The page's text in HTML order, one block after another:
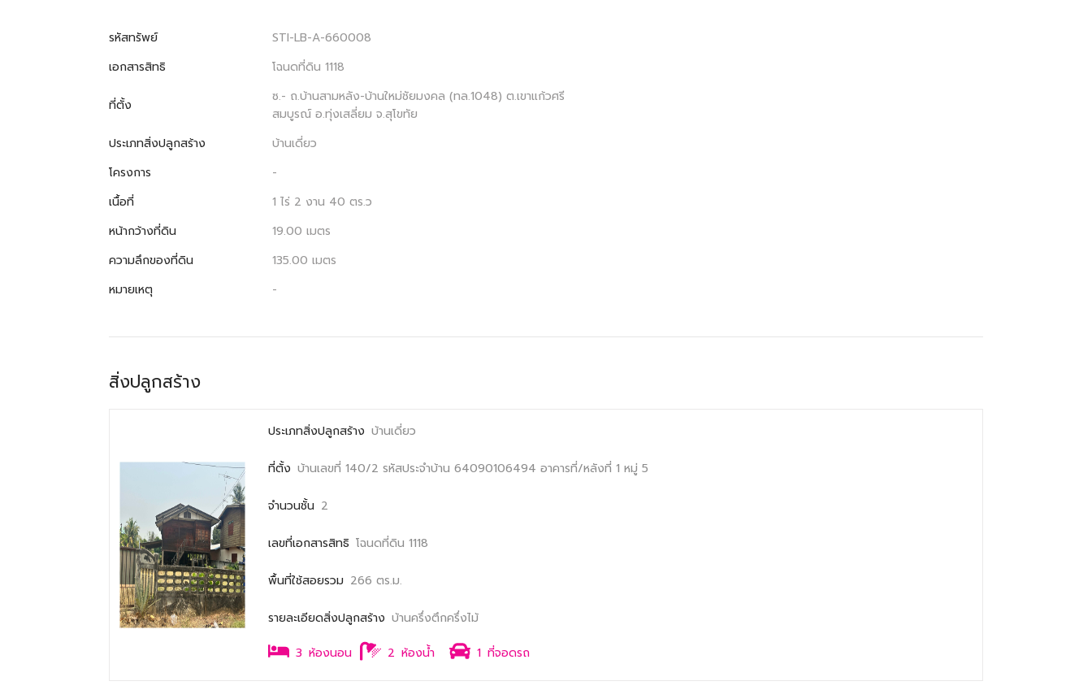
รหัสทรัพย์
STI-LB-A-660008
เอกสารสิทธิ
โฉนดที่ดิน 1118
ที่ตั้ง
ซ.- ถ.บ้านสามหลัง-บ้านใหม่ชัยมงคล (ทล.1048) ต.เขาแก้วศรี
สมบูรณ์ อ.ทุ่งเสลี่ยม จ.สุโขทัย
ประเภทสิ่งปลูกสร้าง
บ้านเดี่ยว
โครงการ
-
เนื้อที่
1 ไร่ 2 งาน 40 ตร.ว
หน้ากว้างที่ดิน
19.00 เมตร
ความลึกของที่ดิน
135.00 เมตร
หมายเหตุ
-
สิ่งปลูกสร้าง
ประเภทสิ่งปลูกสร้าง บ้านเดี่ยว
ที่ตั้ง บ้านเลขที่ 140/2รหัสประจำบ้าน 64090106494อาคารที่/หลังที่ 1หมู่ 5
จำนวนชั้น 2
เลขที่เอกสารสิทธิ โฉนดที่ดิน 1118
พื้นที่ใช้สอยรวม 266 ตร.ม.
รายละเอียดสิ่งปลูกสร้าง บ้านครึ่งตึกครึ่งไม้
3 ห้องนอน 2 ห้องน้ำ 1 ที่จอดรถ